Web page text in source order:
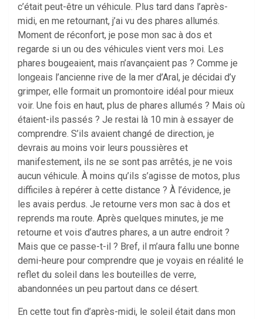
c’était peut-être un véhicule. Plus tard dans l’après-
midi, en me retournant, j’ai vu des phares allumés.
Moment de réconfort, je pose mon sac à dos et
regarde si un ou des véhicules vient vers moi. Les
phares bougeaient, mais n’avançaient pas ? Comme je
longeais l’ancienne rive de la mer d’Aral, je décidai d’y
grimper, elle formait un promontoire idéal pour mieux
voir. Une fois en haut, plus de phares allumés ? Mais où
étaient-ils passés ? Je restai là 10 min à essayer de
comprendre. S’ils avaient changé de direction, je
devrais au moins voir leurs poussières et
manifestement, ils ne se sont pas arrêtés, je ne vois
aucun véhicule. À moins qu’ils s’agisse de motos, plus
difficiles à repérer à cette distance ? À l’évidence, je
les avais perdus. Je retourne vers mon sac à dos et
reprends ma route. Après quelques minutes, je me
retourne et vois d’autres phares, a un autre endroit ?
Mais que ce passe-t-il ? Bref, il m’aura fallu une bonne
demi-heure pour comprendre que je voyais en réalité le
reflet du soleil dans les bouteilles de verre,
abandonnées un peu partout dans ce désert.
En cette tout fin d’après-midi, le soleil était dans mon